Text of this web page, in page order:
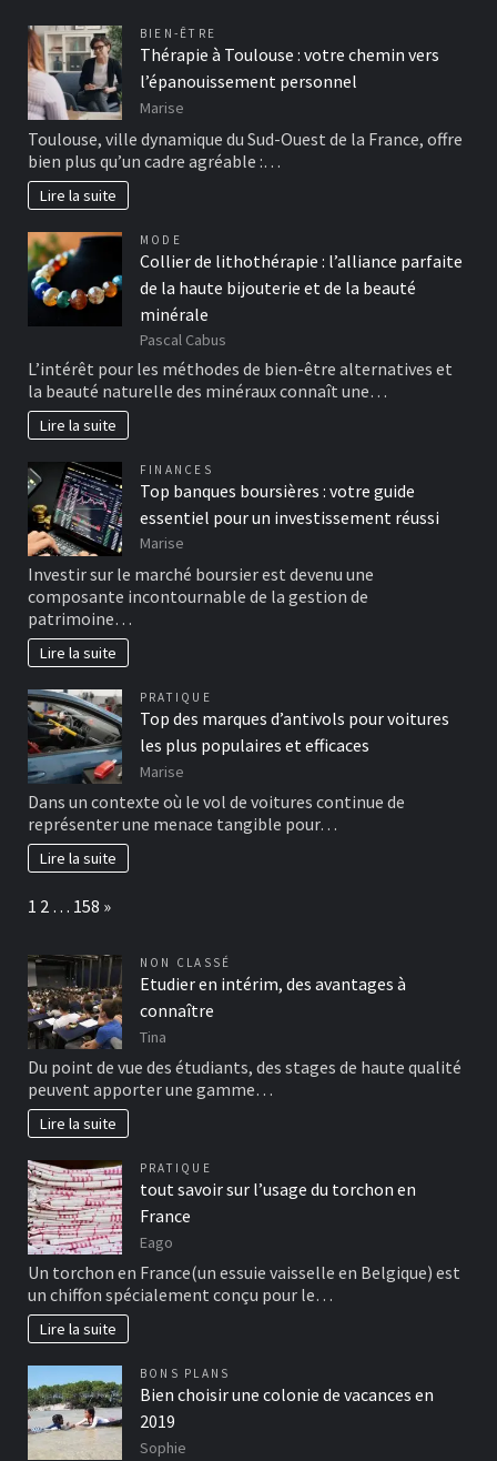
BIEN-ÊTRE
Thérapie à Toulouse : votre chemin vers
l’épanouissement personnel
Marise
Toulouse, ville dynamique du Sud-Ouest de la France, offre
bien plus qu’un cadre agréable :…
Lire la suite
MODE
Collier de lithothérapie : l’alliance parfaite
de la haute bijouterie et de la beauté
minérale
Pascal Cabus
L’intérêt pour les méthodes de bien-être alternatives et
la beauté naturelle des minéraux connaît une…
Lire la suite
FINANCES
Top banques boursières : votre guide
essentiel pour un investissement réussi
Marise
Investir sur le marché boursier est devenu une
composante incontournable de la gestion de
patrimoine…
Lire la suite
PRATIQUE
Top des marques d’antivols pour voitures
les plus populaires et efficaces
Marise
Dans un contexte où le vol de voitures continue de
représenter une menace tangible pour…
Lire la suite
Page:
1 2 … 158 Next
»
NON CLASSÉ
Etudier en intérim, des avantages à
connaître
Tina
Du point de vue des étudiants, des stages de haute qualité
peuvent apporter une gamme…
Lire la suite
PRATIQUE
tout savoir sur l’usage du torchon en
France
Eago
Un torchon en France(un essuie vaisselle en Belgique) est
un chiffon spécialement conçu pour le…
Lire la suite
BONS PLANS
Bien choisir une colonie de vacances en
2019
Sophie